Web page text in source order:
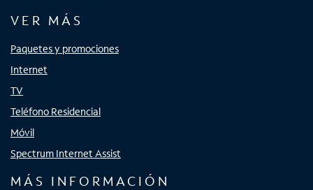
VER MÁS
Paquetes y promociones
Internet
TV
Teléfono Residencial
Móvil
Spectrum Internet Assist
MÁS INFORMACIÓN